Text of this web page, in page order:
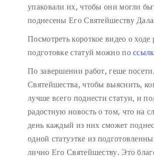
упаковали их, чтобы они могли
поднесены Его Святейшеству
Посмотреть короткое видео о ходе
подготовке статуй можно по
По завершении работ, геше
Святейшества, чтобы выяснить,
лучше всего поднести статуи, и
радостную новость о том, что на
день каждый из них сможет
одной статуэтке из
лично Его Святейшеству. Это